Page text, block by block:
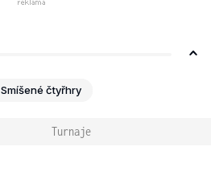
Smíšené čtyřhry
Turnaje